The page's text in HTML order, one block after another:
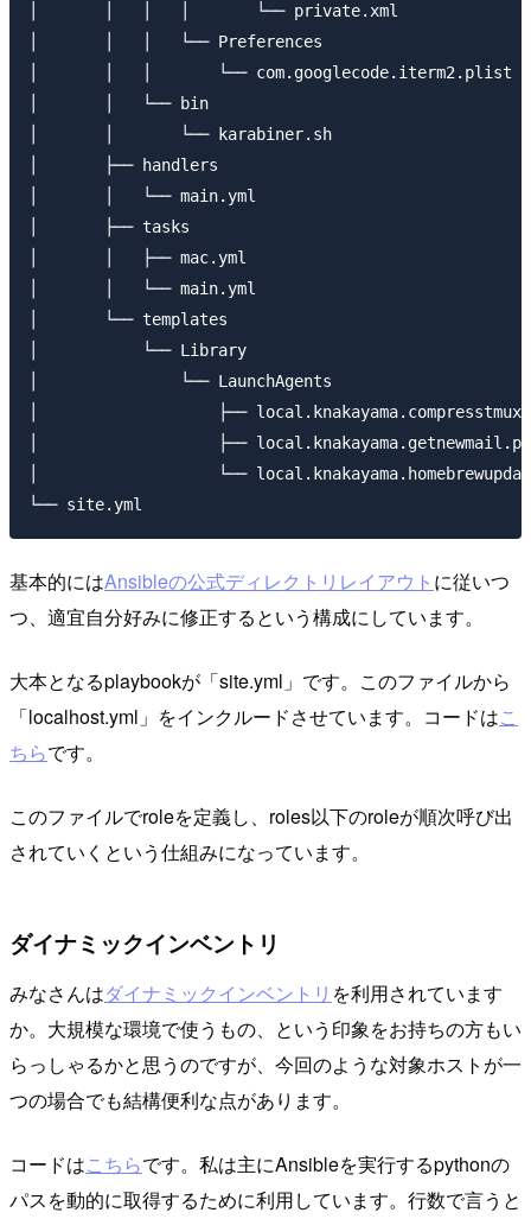
│       │   │   │       └── private.xml
│       │   │   └── Preferences
│       │   │       └── com.googlecode.iterm2.plist
│       │   └── bin
│       │       └── karabiner.sh
│       ├── handlers
│       │   └── main.yml
│       ├── tasks
│       │   ├── mac.yml
│       │   └── main.yml
│       └── templates
│           └── Library
│               └── LaunchAgents
│                   ├──
│                   ├──
│                   └──
基本的にはAnsibleの公式ディレクトリレイアウト に従いつ
つ、適宜自分好みに修正するという構成にしています。
大本となるplaybookが「site.yml」です。このファイルから
「localhost.yml」をインクルードさせています。コードはこ
ちらです。
このファイルでroleを定義し、roles以下のroleが順次呼び出
されていくという仕組みになっています。
ダイナミックインベントリ
みなさんはダイナミックインベントリ を利用されています
か。大規模な環境で使うもの、という印象をお持ちの方もい
らっしゃるかと思うのですが、今回のような対象ホストが一
つの場合でも結構便利な点があります。
コードはこちらです。私は主にAnsibleを実行するpythonの
パスを動的に取得するために利用しています。行数で言うと